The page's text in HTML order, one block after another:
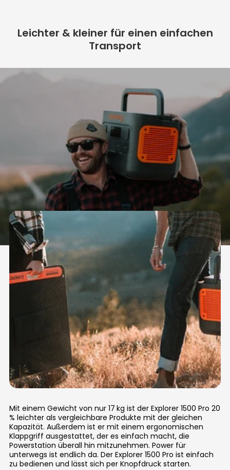
Leichter & kleiner für einen einfachen
Transport
Mit einem Gewicht von nur 17 kg ist der Explorer 1500 Pro 20
% leichter als vergleichbare Produkte mit der gleichen
Kapazität. Außerdem ist er mit einem ergonomischen
Klappgriff ausgestattet, der es einfach macht, die
Powerstation überall hin mitzunehmen. Power für
unterwegs ist endlich da. Der Explorer 1500 Pro ist einfach
zu bedienen und lässt sich per Knopfdruck starten.